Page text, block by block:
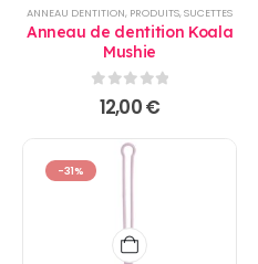
ANNEAU DENTITION, PRODUITS,SUCETTES
Anneau de dentition Koala
Mushie
0sur 5
12,00€
-31%